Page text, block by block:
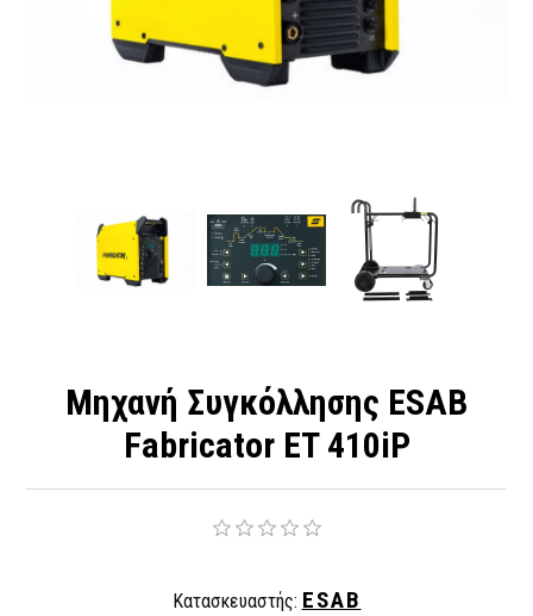
Μηχανή Συγκόλλησης ESAB
Fabricator ET 410iP
Κατασκευαστής: ESAB